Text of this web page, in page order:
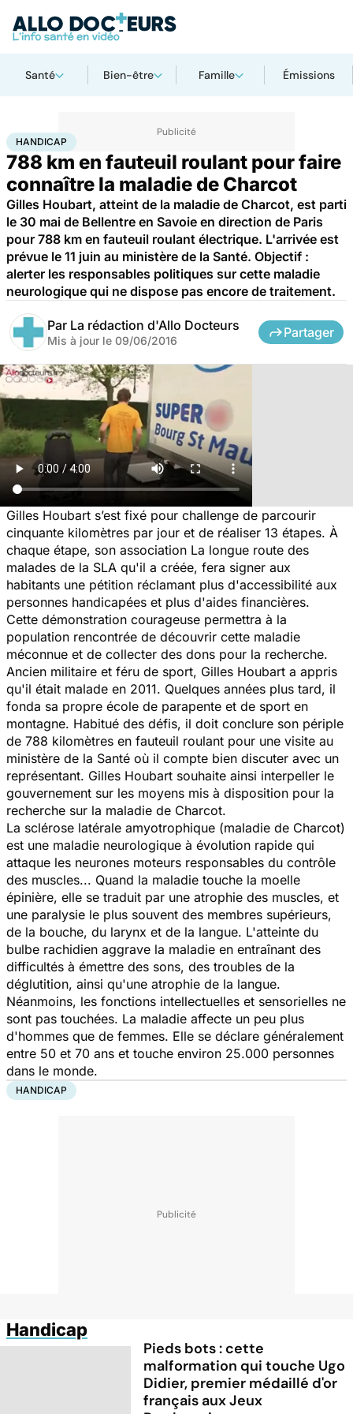
Santé Bien-être Famille Émissions
AccueilSanté Maladies
HANDICAP
788 km en fauteuil roulant pour faire
connaître la maladie de Charcot
Gilles Houbart, atteint de la maladie de Charcot, est parti
le 30 mai de Bellentre en Savoie en direction de Paris
pour 788 km en fauteuil roulant électrique. L'arrivée est
prévue le 11 juin au ministère de la Santé. Objectif :
alerter les responsables politiques sur cette maladie
neurologique qui ne dispose pas encore de traitement.
Par La rédaction d'Allo Docteurs
Mis à jour le 09/06/2016
Partager
Gilles Houbart s’est fixé pour challenge de parcourir
cinquante kilomètres par jour et de réaliser 13 étapes. À
chaque étape, son association La longue route des
malades de la SLA qu'il a créée, fera signer aux
habitants une pétition réclamant plus d'accessibilité aux
personnes handicapées et plus d'aides financières.
Cette démonstration courageuse permettra à la
population rencontrée de découvrir cette maladie
méconnue et de collecter des dons pour la recherche.
Ancien militaire et féru de sport, Gilles Houbart a appris
qu'il était malade en 2011. Quelques années plus tard, il
fonda sa propre école de parapente et de sport en
montagne. Habitué des défis, il doit conclure son périple
de 788 kilomètres en fauteuil roulant pour une visite au
ministère de la Santé où il compte bien discuter avec un
représentant. Gilles Houbart souhaite ainsi interpeller le
gouvernement sur les moyens mis à disposition pour la
recherche sur la maladie de Charcot.
La sclérose latérale amyotrophique (maladie de Charcot)
est une maladie neurologique à évolution rapide qui
attaque les neurones moteurs responsables du contrôle
des muscles... Quand la maladie touche la moelle
épinière, elle se traduit par une atrophie des muscles, et
une paralysie le plus souvent des membres supérieurs,
de la bouche, du larynx et de la langue. L'atteinte du
bulbe rachidien aggrave la maladie en entraînant des
difficultés à émettre des sons, des troubles de la
déglutition, ainsi qu'une atrophie de la langue.
Néanmoins, les fonctions intellectuelles et sensorielles ne
sont pas touchées. La maladie affecte un peu plus
d'hommes que de femmes. Elle se déclare généralement
entre 50 et 70 ans et touche environ 25.000 personnes
dans le monde.
HANDICAP
Handicap
Pieds bots : cette
malformation qui touche Ugo
Didier, premier médaillé d'or
français aux Jeux